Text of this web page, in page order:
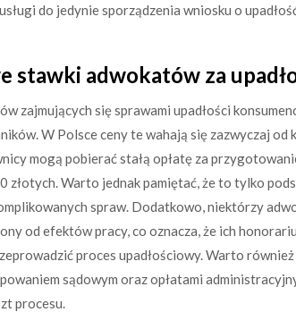
do jedynie sporządzenia wniosku o
stawki adwokatów za
zajmujących się sprawami upadłości
W Polsce ceny te wahają się zazwyczaj od
mogą pobierać stałą opłatę za
złotych. Warto jednak pamiętać, że to tylko
spraw. Dodatkowo, niektórzy
od efektów pracy, co oznacza, że ich
proces upadłościowy. Warto
sądowym oraz opłatami
procesu.